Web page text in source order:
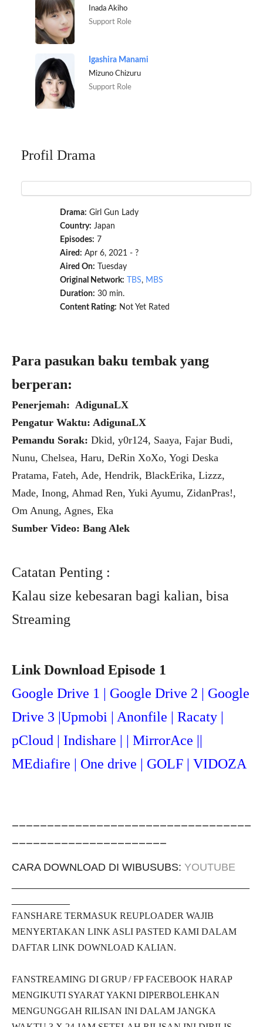
Inada Akiho
Support Role
Igashira Manami
Mizuno Chizuru
Support Role
Profil Drama
Drama: Girl Gun Lady
Country: Japan
Episodes: 7
Aired: Apr 6, 2021 - ?
Aired On: Tuesday
Original Network:
TBS, MBS
Duration: 30 min.
Content Rating: Not Yet Rated
Para pasukan baku tembak yang
berperan:
Penerjemah: AdigunaLX
Pengatur Waktu: AdigunaLX
Pemandu Sorak: Dkid, y0r124, Saaya, Fajar Budi,
Nunu, Chelsea, Haru, DeRin XoXo, Yogi Deska
Pratama, Fateh, Ade, Hendrik, BlackErika, Lizzz,
Made, Inong, Ahmad Ren, Yuki Ayumu, ZidanPras!,
Om Anung, Agnes, Eka
Sumber Video: Bang Alek
Catatan Penting :
Kalau size kebesaran bagi kalian, bisa
Streaming
Link Download Episode 1
Google Drive 1 | Google Drive 2 | Google
Drive 3 |Upmobi | Anonfile | Racaty |
pCloud | Indishare | | MirrorAce ||
MEdiafire | One drive | GOLF | VIDOZA
CARA DOWNLOAD DI WIBUSUBS: YOUTUBE
FANSHARE TERMASUK REUPLOADER WAJIB
MENYERTAKAN LINK ASLI PASTED KAMI DALAM
DAFTAR LINK DOWNLOAD KALIAN.
FANSTREAMING DI GRUP / FP FACEBOOK HARAP
MENGIKUTI SYARAT YAKNI DIPERBOLEHKAN
MENGUNGGAH RILISAN INI DALAM JANGKA